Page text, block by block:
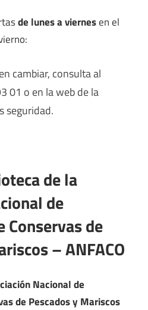
de lunes a viernesen el
cambiar, consulta al
01 o en la web de la
seguridad.
de la
de
Conservas de
– ANFACO
Nacional de
de Pescados y Mariscos